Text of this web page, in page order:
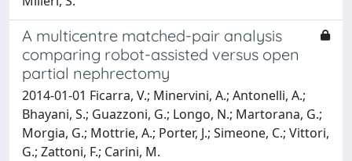
A multicentre matched-pair analysis
comparing robot-assisted versus open
partial nephrectomy
2014-01-01 Ficarra, V.; Minervini, A.; Antonelli, A.;
Bhayani, S.; Guazzoni, G.; Longo, N.; Martorana, G.;
Morgia, G.; Mottrie, A.; Porter, J.; Simeone, C.; Vittori,
G.; Zattoni, F.; Carini, M.